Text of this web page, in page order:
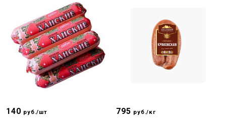
140 руб./шт 795 руб./кг